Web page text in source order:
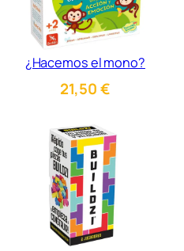
¿Hacemos el mono?
21,50€